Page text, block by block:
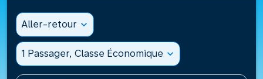
Aller-retour expand_more
1 Passager, Classe Économique expand_more